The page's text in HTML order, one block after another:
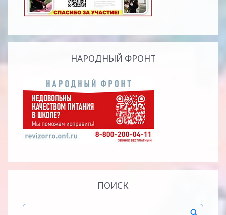
НАРОДНЫЙ ФРОНТ
ПОИСК